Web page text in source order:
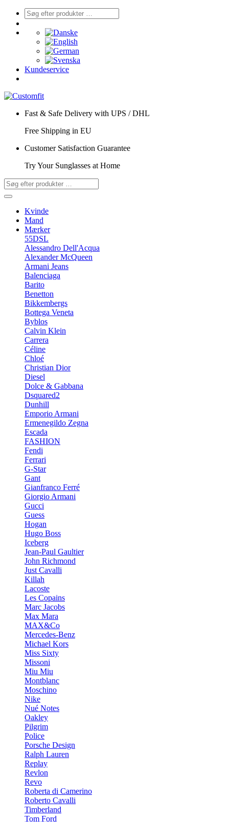
Kundeservice
Fast & Safe Delivery with UPS / DHL
Free Shipping in EU
Customer Satisfaction Guarantee
Try Your Sunglasses at Home
Kvinde
Mand
Mærker
55DSL
Alessandro Dell'Acqua
Alexander McQueen
Armani Jeans
Balenciaga
Barito
Benetton
Bikkembergs
Bottega Veneta
Byblos
Calvin Klein
Carrera
Céline
Chloé
Christian Dior
Diesel
Dolce & Gabbana
Dsquared2
Dunhill
Emporio Armani
Ermenegildo Zegna
Escada
FASHION
Fendi
Ferrari
G-Star
Gant
Gianfranco Ferré
Giorgio Armani
Gucci
Guess
Hogan
Hugo Boss
Iceberg
Jean-Paul Gaultier
John Richmond
Just Cavalli
Killah
Lacoste
Les Copains
Marc Jacobs
Max Mara
MAX&Co
Mercedes-Benz
Michael Kors
Miss Sixty
Missoni
Miu Miu
Montblanc
Moschino
Nike
Nué Notes
Oakley
Pilgrim
Police
Porsche Design
Ralph Lauren
Replay
Revlon
Revo
Roberta di Camerino
Roberto Cavalli
Timberland
Tom Ford